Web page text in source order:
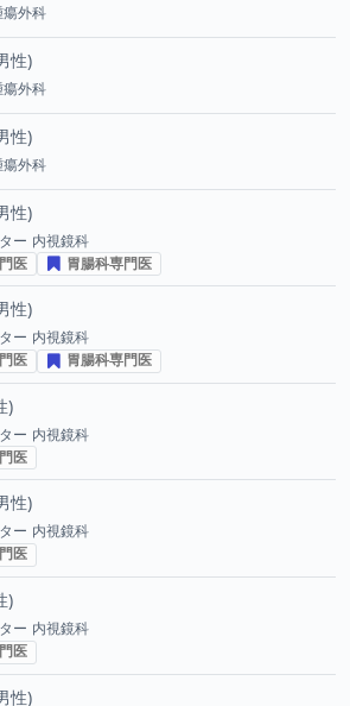
瘍外科
性
瘍外科
性
瘍外科
性
ー 内視鏡科
医
胃腸科専門医
性
ー 内視鏡科
医
胃腸科専門医
ー 内視鏡科
医
性
ー 内視鏡科
医
ー 内視鏡科
医
性